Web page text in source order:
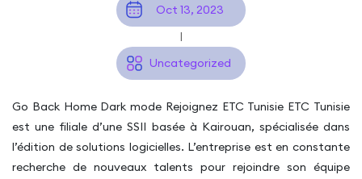
Oct 13, 2023
|
Uncategorized
Go Back Home Dark mode Rejoignez ETC Tunisie ETC Tunisie
est une filiale d’une SSII basée à Kairouan, spécialisée dans
l’édition de solutions logicielles. L’entreprise est en constante
recherche de nouveaux talents pour rejoindre son équipe